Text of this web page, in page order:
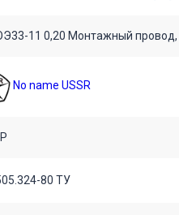
11 0,20 Монтажный провод,
No name USSR
80 ТУ